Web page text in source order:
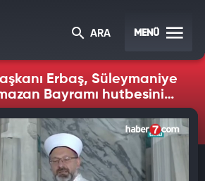
ARA MENÜ
Erbaş, Süleymaniye
Bayramı hutbesini